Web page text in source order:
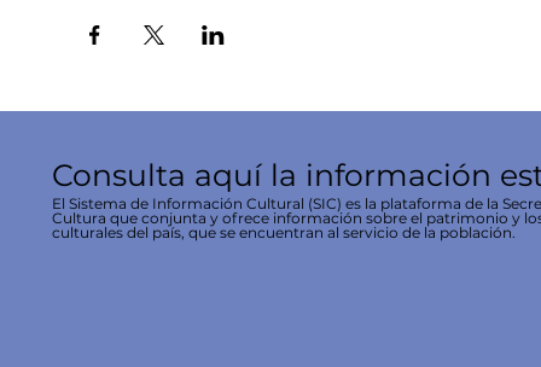
Consulta aquí la información
El Sistema de Información Cultural (SIC) es la plataforma de la
Cultura que conjunta y ofrece información sobre el patrimonio y
culturales del país, que se encuentran al servicio de la población.